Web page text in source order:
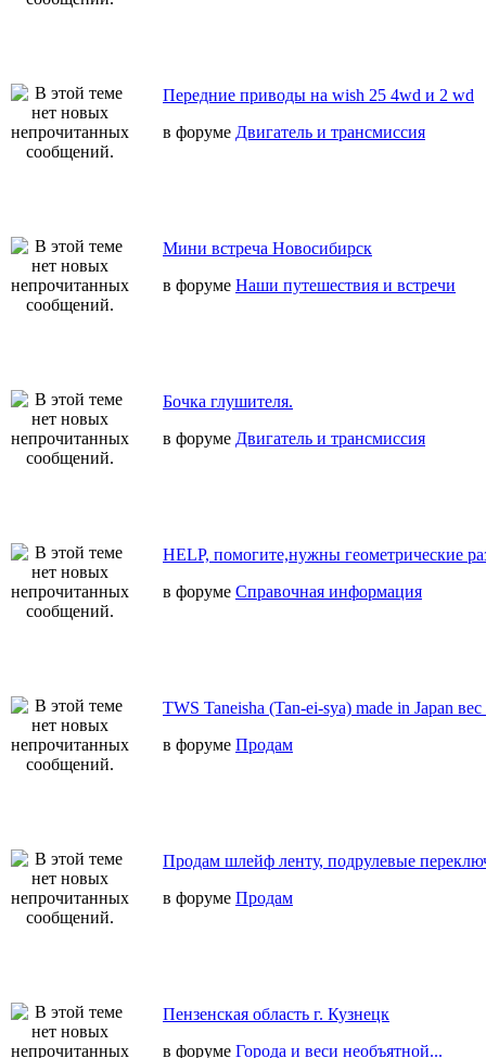
Передние приводы на wish 25 4wd и 2 wd
в форуме Двигатель и трансмиссия
Мини встреча Новосибирск
в форуме Наши путешествия и встречи
Бочка глушителя.
в форуме Двигатель и трансмиссия
HELP, помогите,нужны геометрические
в форуме Справочная информация
TWS Taneisha (Tan-ei-sya) made in Japan
в форуме Продам
Продам шлейф ленту, подрулевые
в форуме Продам
Пензенская область г. Кузнецк
в форуме Города и веси необъятной...